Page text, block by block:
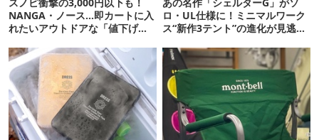
NANGA・ノース…即カートに入
れたいアウトドアな「値下げ夏
ロ・UL仕様に！ミニマルワーク
ス“新作3テント”の進化が見逃せ